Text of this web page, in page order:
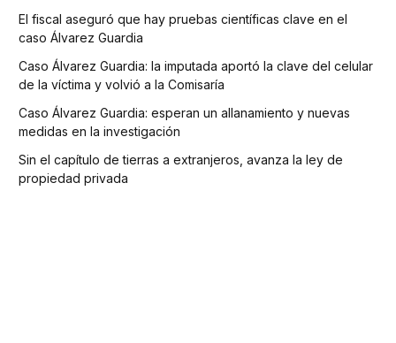
El fiscal aseguró que hay pruebas científicas clave en el
caso Álvarez Guardia
Caso Álvarez Guardia: la imputada aportó la clave del celular
de la víctima y volvió a la Comisaría
Caso Álvarez Guardia: esperan un allanamiento y nuevas
medidas en la investigación
Sin el capítulo de tierras a extranjeros, avanza la ley de
propiedad privada